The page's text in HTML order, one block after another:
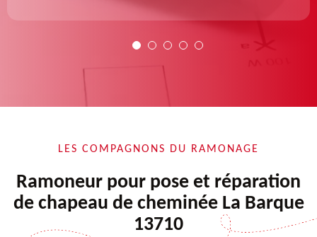
LES COMPAGNONS DU RAMONAGE
Ramoneur pour pose et réparation
de chapeau de cheminée La Barque
13710